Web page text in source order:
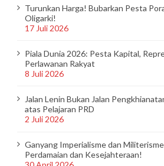
Turunkan Harga! Bubarkan Pesta
Oligarki!
17 Juli 2026
Piala Dunia 2026: Pesta Kapital,
Perlawanan Rakyat
8 Juli 2026
Jalan Lenin Bukan Jalan
atas Pelajaran PRD
2 Juli 2026
Ganyang Imperialisme dan
Perdamaian dan Kesejahteraan!